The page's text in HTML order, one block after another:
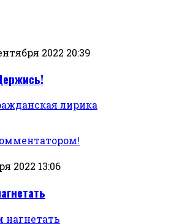
2022 20:39
лирика
2022 13:06